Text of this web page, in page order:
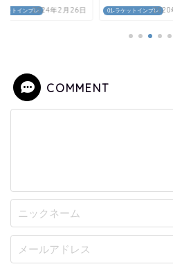
ットインプレ2024年2月26日 01-ラケットインプレ2020
COMMENT